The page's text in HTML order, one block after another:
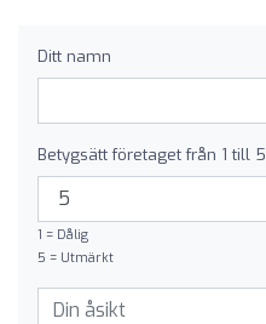
Ditt namn
Betygsätt företaget från 1 till 5
1 = Dålig
5 = Utmärkt